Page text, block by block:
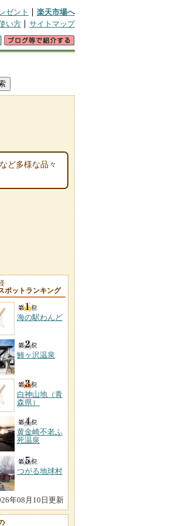
ゼント
楽天市場へ
い方 サイトマップ
ど多様な品々
ポットランキング
海の駅わんど
鯵ヶ沢温泉
白神山地（青
森県）
黄金崎不老ふ
死温泉
つがる地球村
年08月10日更新